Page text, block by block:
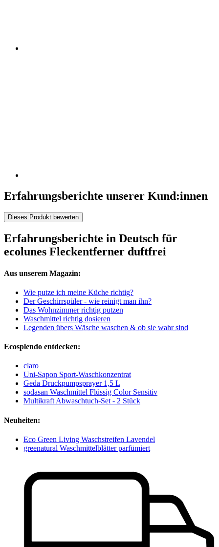
Erfahrungsberichte unserer Kund:innen
Dieses Produkt bewerten
Erfahrungsberichte in Deutsch für
ecolunes Fleckentferner duftfrei
Aus unserem Magazin:
Wie putze ich meine Küche richtig?
Der Geschirrspüler - wie reinigt man ihn?
Das Wohnzimmer richtig putzen
Waschmittel richtig dosieren
Legenden übers Wäsche waschen & ob sie wahr sind
Ecosplendo entdecken:
claro
Uni-Sapon Sport-Waschkonzentrat
Geda Druckpumpsprayer 1,5 L
sodasan Waschmittel Flüssig Color Sensitiv
Multikraft Abwaschtuch-Set - 2 Stück
Neuheiten:
Eco Green Living Waschstreifen Lavendel
greenatural Waschmittelblätter parfümiert